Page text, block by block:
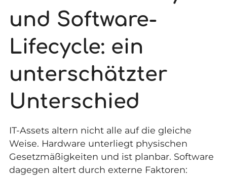
und Software-
Lifecycle: ein
unterschätzter
Unterschied
IT-Assets altern nicht alle auf die gleiche
Weise. Hardware unterliegt physischen
Gesetzmäßigkeiten und ist planbar. Software
dagegen altert durch externe Faktoren: